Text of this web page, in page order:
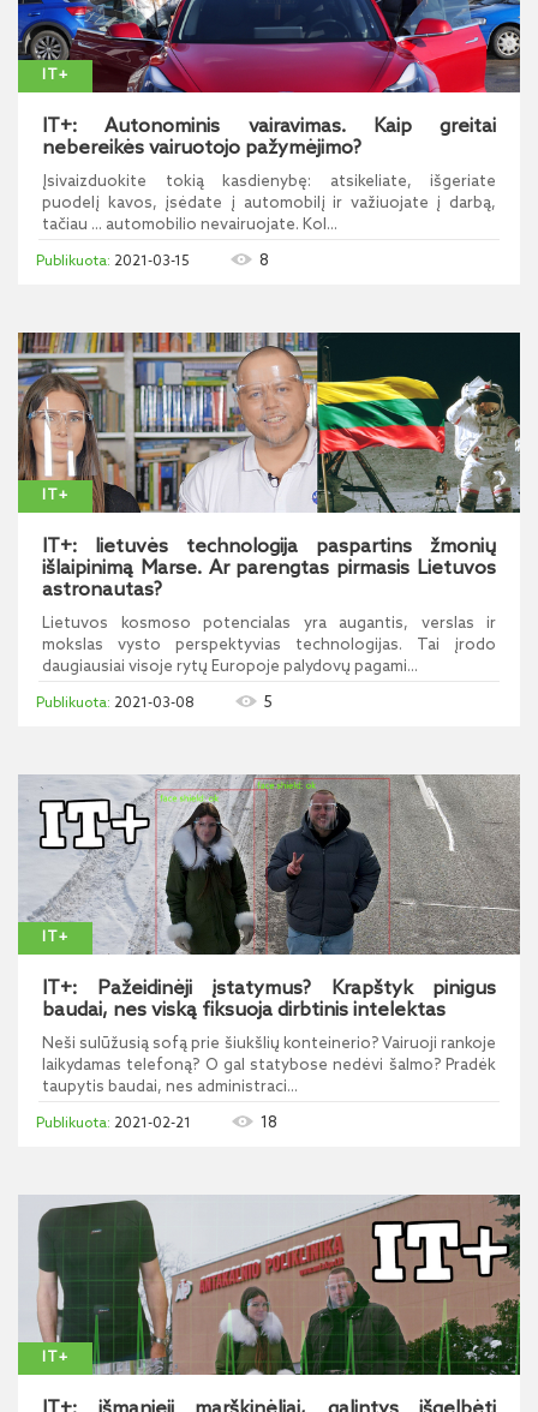
IT+
IT+: Autonominis vairavimas. Kaip greitai
nebereikės vairuotojo pažymėjimo?
Įsivaizduokite tokią kasdienybę: atsikeliate, išgeriate
puodelį kavos, įsėdate į automobilį ir važiuojate į darbą,
tačiau ... automobilio nevairuojate. Kol...
2021-03-15 8
IT+
IT+: lietuvės technologija paspartins žmonių
išlaipinimą Marse. Ar parengtas pirmasis Lietuvos
astronautas?
Lietuvos kosmoso potencialas yra augantis, verslas ir
mokslas vysto perspektyvias technologijas. Tai įrodo
daugiausiai visoje rytų Europoje palydovų pagami...
2021-03-08 5
IT+
IT+: Pažeidinėji įstatymus? Krapštyk pinigus
baudai, nes viską fiksuoja dirbtinis intelektas
Neši sulūžusią sofą prie šiukšlių konteinerio? Vairuoji rankoje
laikydamas telefoną? O gal statybose nedėvi šalmo? Pradėk
taupytis baudai, nes administraci...
2021-02-21 18
IT+